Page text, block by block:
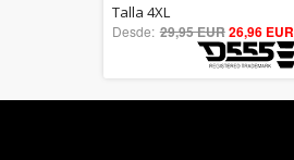
out of 5
Talla 4XL
Desde: 29,95 EUR26,96 EUR